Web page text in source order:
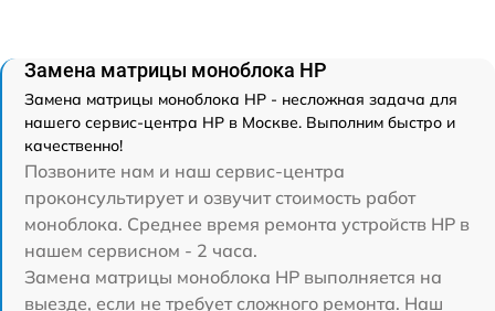
Замена матрицы моноблока HP
Замена матрицы моноблока HP - несложная задача для
нашего сервис-центра HP в Москве. Выполним быстро и
качественно!
Позвоните нам и наш сервис-центра
проконсультирует и озвучит стоимость работ
моноблока. Среднее время ремонта устройств HP в
нашем сервисном - 2 часа.
Замена матрицы моноблока HP выполняется на
выезде, если не требует сложного ремонта. Наш